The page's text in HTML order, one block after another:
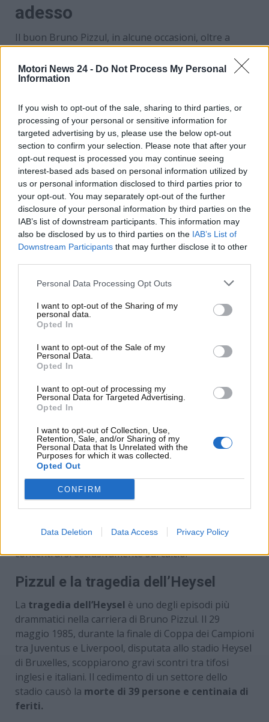
Motori News 24 - Do Not Process My Personal
Information
If you wish to opt-out of the sale, sharing to third parties, or
processing of your personal or sensitive information for
targeted advertising by us, please use the below opt-out
section to confirm your selection. Please note that after your
opt-out request is processed you may continue seeing
interest-based ads based on personal information utilized by
us or personal information disclosed to third parties prior to
your opt-out. You may separately opt-out of the further
disclosure of your personal information by third parties on the
IAB’s list of downstream participants. This information may
also be disclosed by us to third parties on the IAB’s List of
Downstream Participants that may further disclose it to other
Personal Data Processing Opt Outs
I want to opt-out of the Sharing of my
personal data.
Opted In
I want to opt-out of the Sale of my
Personal Data.
Opted In
I want to opt-out of processing my
Personal Data for Targeted Advertising.
Opted In
I want to opt-out of Collection, Use,
Retention, Sale, and/or Sharing of my
Personal Data that Is Unrelated with the
Purposes for which it was collected.
Opted Out
CONFIRM
Data Deletion Data Access Privacy Policy
adesso
Il buon Bruno Pizzul, in alcune occasioni, oltre a
per altri sport come ad esempio alcune corse
ciclistiche. È stato, invece,
italiana, Giovanni Trapattoni. Il mondo dei motori
però non l’ha mai attirato, tanto che, come dichiarato
da lui stesso qualche tempo fa al Corriere della Sera
non ha nemmeno mai preso la patente.“È mia moglie
a guidare, è stata anche una questione di pigrizia
congenita”, queste le sue parole. Paradossalmente
però, nonostante si definisse pigro,amava andare
in bicicletta.
Bruno Pizzul – Motorinews24.it
Come già accennato, Bruno Pizzul, pur essendo noto
principalmente per il calcio, ha commentato anche
alcune corse ciclistiche per la Rai e lo fece negli anni
’70. Tra queste, si ricordano alcunetappe del Giro
d’Italia e del Tour de France
sostituiva i telecronisti abituali del ciclismo, come
. Tuttavia, il ciclismo non è mai stato
il suo settore principale, e dopo poco tempo tornò a
concentrarsi esclusivamente sul calcio.
Pizzul e la tragedia dell’Heysel
La tragedia dell’Heysel è uno degli episodi più
drammatici nella carriera di Bruno Pizzul. Il 29
maggio 1985, durante la finale di Coppa dei Campioni
tra Juventus e Liverpool, disputata allo stadio Heysel
di Bruxelles, scoppiarono gravi scontri tra tifosi
inglesi e italiani. Il cedimento di un settore dello
stadio causò la morte di 39 persone e centinaia di
feriti.